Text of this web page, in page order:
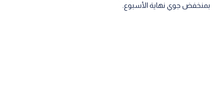
بمنخفض جوي نهاية الأسبوع.